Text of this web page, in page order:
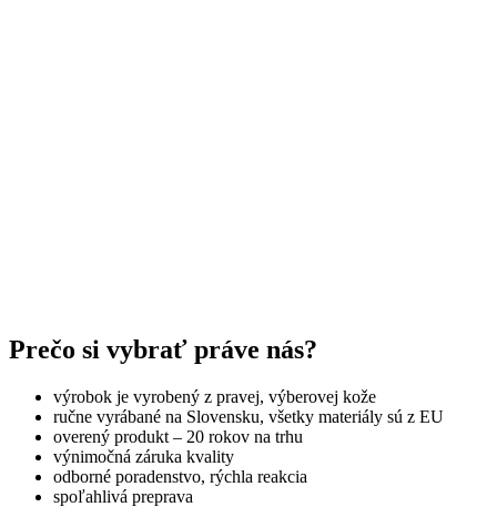
Prečo si vybrať práve nás?
výrobok je vyrobený z pravej, výberovej kože
ručne vyrábané na Slovensku, všetky materiály sú z EU
overený produkt – 20 rokov na trhu
výnimočná záruka kvality
odborné poradenstvo, rýchla reakcia
spoľahlivá preprava